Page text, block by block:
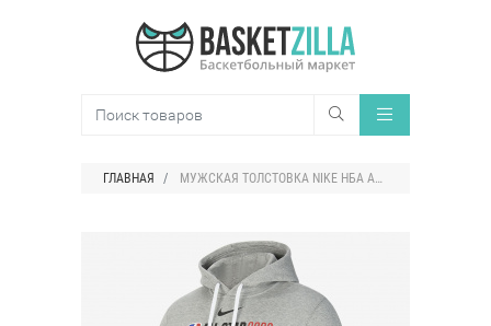
ГЛАВНАЯ МУЖСКАЯ ТОЛСТОВКА NIKE НБА ALL-STAR 2020 LOGO